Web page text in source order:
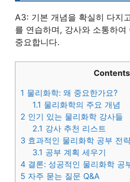
A3: 기본 개념을 확실히 다지
를 연습하며, 강사와 소통하여
중요합니다.
Contents
1 물리화학: 왜 중요한가요?
1.1 물리화학의 주요 개념
2 인기 있는 물리화학 강사들
2.1 강사 추천 리스트
3 효과적인 물리화학 공부 전
3.1 공부 계획 세우기
4 결론: 성공적인 물리화학 공
5 자주 묻는 질문 Q&A